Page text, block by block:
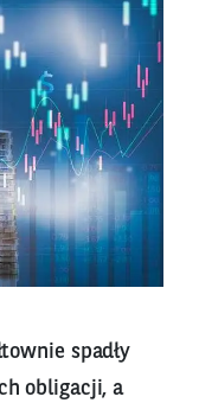
spadły
obligacji, a